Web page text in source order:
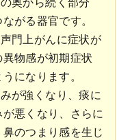
がる器官です。
門上がんに症状が
物感が初期症状
になります。
が強くなり、痰に
悪くなり、さらに
のつまり感を生じ